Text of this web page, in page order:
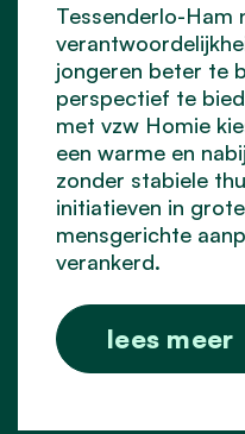
Tessenderlo-Ham
jongeren beter te
perspectief te
met vzw Homie
een warme en
zonder stabiele
initiatieven in
mensgerichte
verankerd.
lees meer